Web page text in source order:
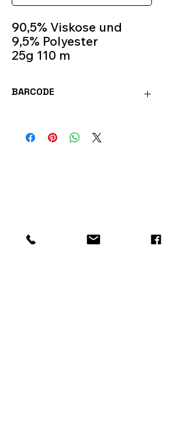
90,5% Viskose und
9,5% Polyester
25g 110 m
Colour 8205
BARCODE